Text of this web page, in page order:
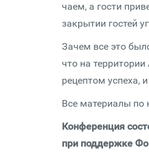
чаем, а гости
закрытии гостей
Зачем все это
что на
рецептом успеха,
Все материалы по
Конференция
при поддержке